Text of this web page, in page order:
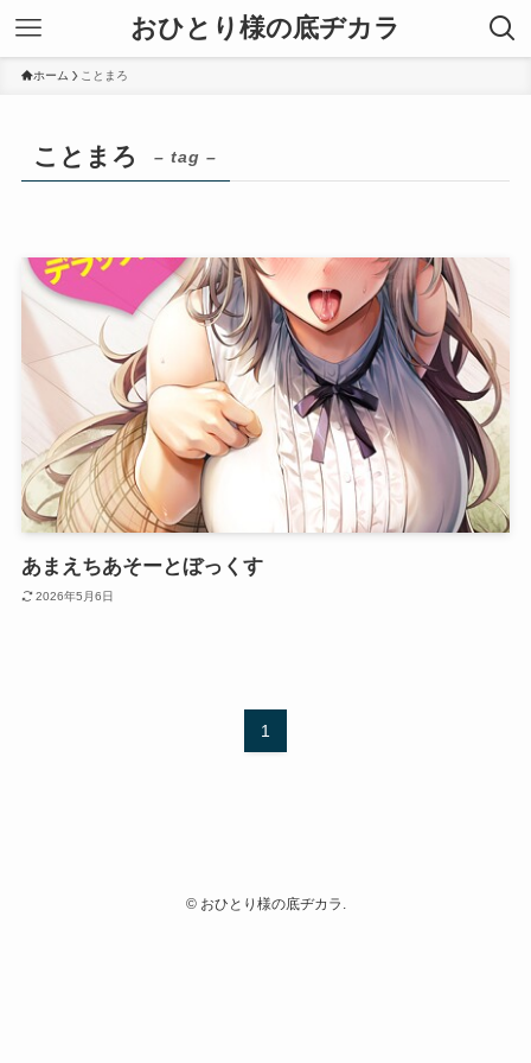
おひとり様の底ヂカラ
ホーム ことまろ
ことまろ – tag –
あまえちあそーとぼっくす
2026年5月6日
1
©おひとり様の底ヂカラ.